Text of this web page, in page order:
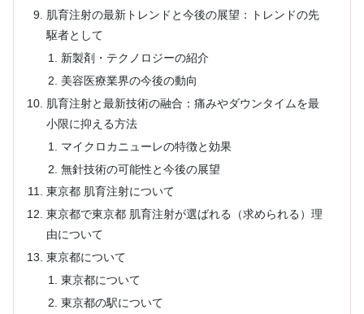
肌育注射の最新トレンドと今後の展望：トレンドの先
駆者として
新製剤・テクノロジーの紹介
美容医療業界の今後の動向
肌育注射と最新技術の融合：痛みやダウンタイムを最
小限に抑える方法
マイクロカニューレの特徴と効果
無針技術の可能性と今後の展望
東京都 肌育注射について
東京都で東京都 肌育注射が選ばれる（求められる）理
由について
東京都について
東京都について
東京都の駅について